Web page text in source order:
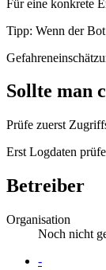
Für eine konkrete
Tipp: Wenn der
Sollte man
Prüfe zuerst
Erst Logdaten
Betreiber
Organisation
Noch nicht
Website
-